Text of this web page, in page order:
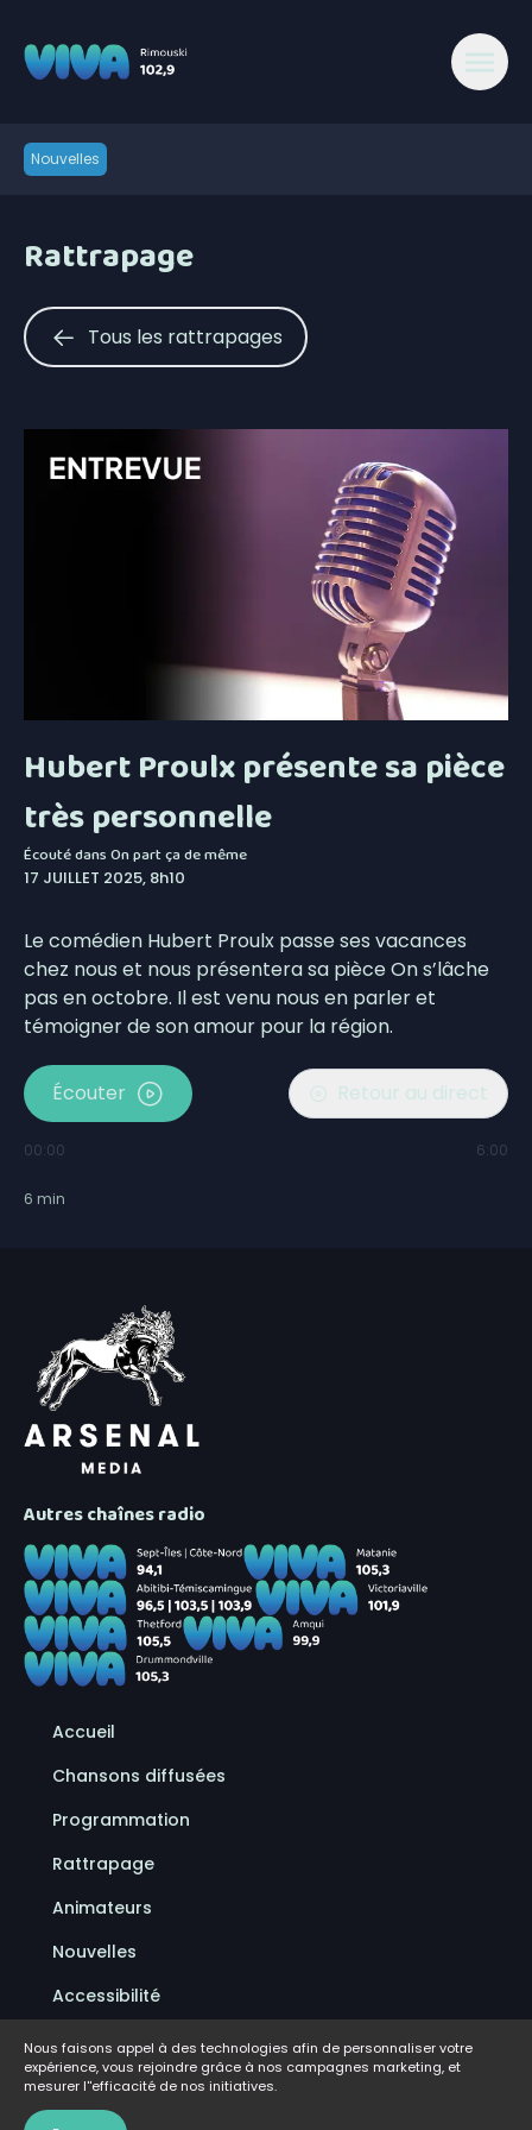
Nouvelles
Rattrapage
Tous les rattrapages
Hubert Proulx présente sa pièce
très personnelle
Écouté dansOn part ça de même
17 JUILLET 2025, 8h10
Le comédien Hubert Proulx passe ses vacances
chez nous et nous présentera sa pièce On s’lâche
pas en octobre. Il est venu nous en parler et
témoigner de son amour pour la région.
Écouter Retour au direct
00:00 6:00
6 min
Autres chaînes radio
Accueil
Chansons diffusées
Programmation
Rattrapage
Animateurs
Nouvelles
Accessibilité
Politique de confidentialité
Conditions d'utilisation
Nous faisons appel à des technologies afin de personnaliser votre
expérience, vous rejoindre grâce à nos campagnes marketing, et
mesurer l''efficacité de nos initiatives.